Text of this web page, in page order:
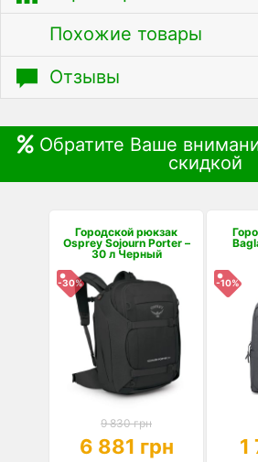
Похожие товары
Отзывы
Обратите Ваше
скидкой
Городской рюкзак
Osprey Sojourn Porter –
30 л Черный
-30%
9 830 грн
6 881 грн
-10%
1